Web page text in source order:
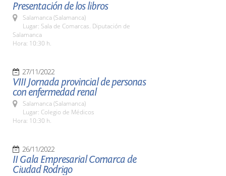
Presentación de los libros
Salamanca (Salamanca)
Lugar: Sala de Comarcas. Diputación de
Salamanca
Hora: 10:30 h.
27/11/2022
VIII Jornada provincial de personas
con enfermedad renal
Salamanca (Salamanca)
Lugar: Colegio de Médicos
Hora: 10:30 h.
26/11/2022
II Gala Empresarial Comarca de
Ciudad Rodrigo